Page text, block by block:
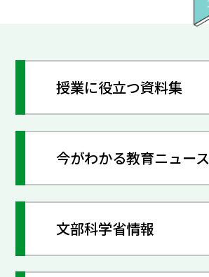
授業に役立つ資料集
今がわかる教育ニュース
文部科学省情報